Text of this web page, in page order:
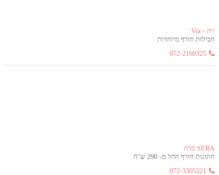
ויה - Via
חבילות חורף מיוחדות
072-2160325
SERA סרה
חתונות חורף החל מ- 290 ש"ח
072-3305221